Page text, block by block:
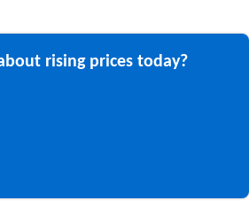
rising prices today?